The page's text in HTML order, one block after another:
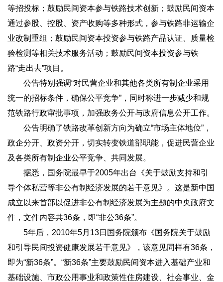
等招投标；鼓励民间资本参与铁路技术创新；鼓励民间资本
通过参股、控股、资产收购等多种形式，参与铁路非运输企
业改制重组；鼓励民间资本投资参与铁路产品认证、质量检
验检测等相关技术服务活动；鼓励民间资本投资参与铁
路“走出去”项目。
公告特别强调“对民营企业和其他各类所有制企业采用
统一的招标条件，确保公平竞争”，同时称进一步减少和规
范铁路行政审批事项，加强政务公开与政府信息公开工作。
公告明确了铁路改革创新方向为确立“市场主体地位”，
政企分开、政资分开，切实转变铁道部职能，促进民营企业
及各类所有制企业公平竞争、共同发展。
据悉，国务院最早于2005年出台《关于鼓励支持和引
导个体私营等非公有制经济发展的若干意见》。这是新中国
成立以来首部以促进非公有制经济发展为主题的中央政府文
件，文件内容共36条，即“非公36条”。
5年后，2010年5月13日国务院颁布《国务院关于鼓励
和引导民间投资健康发展若干意见》，该意见同样有36条，
即为“新36条”。“新36条”主要鼓励民间资本进入基础产业和
基础设施、市政公用事业和政策性住房建设、社会事业、金